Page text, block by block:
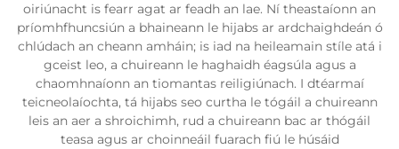
oiriúnacht is fearr agat ar feadh an lae. Ní theastaíonn an
príomhfhuncsiún a bhaineann le hijabs ar ardchaighdeán ó
chlúdach an cheann amháin; is iad na heileamain stíle atá i
gceist leo, a chuireann le haghaidh éagsúla agus a
chaomhnaíonn an tiomantas reiligiúnach. I dtéarmaí
teicneolaíochta, tá hijabs seo curtha le tógáil a chuireann
leis an aer a shroichimh, rud a chuireann bac ar thógáil
teasa agus ar choinneáil fuarach fiú le húsáid